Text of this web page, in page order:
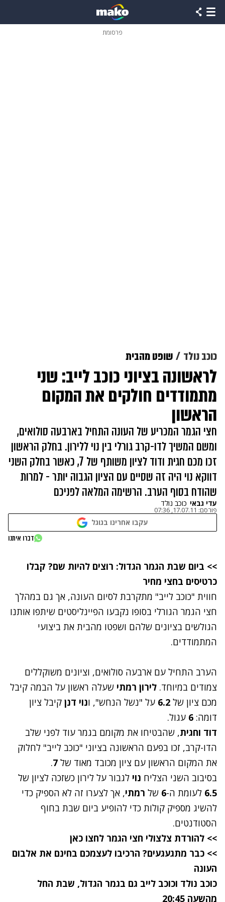
פרסומת
כוכב נולד שופט מהבית
לראשונה בציוני כוכב לייב: שני
מתמודדים חולקים את המקום
הראשון
חצי הגמר המכריע של העונה התחיל בארבעה סולואים,
ומשם המשיך לדו-קרב גורלי בין נוי ללירון. בחלק הראשון
זכו מכם חגית ודוד לציון משותף של 7, כאשר בחלק השני
דווקא נוי היה זה שסיים עם הציון הגבוה יותר - למרות
שהודח בסוף הערב. הרשימה המלאה לפניכם
עדי גבאי כוכב נולד
פורסם: 17.07.11, 07:36
עקבו אחרינו בגוגל
נתקלנו בבעיה
דברו איתנו
>> ביום שבת הגמר הגדול: רוצים להיות שם? קבלו
כרטיסים בחצי מחיר
חווית "כוכב לייב" מתקרבת לסיום העונה, אך גם במהלך
חצי הגמר הגורלי בסופו נקבעו הפיינליסטים שיתפו אותנו
הגולשים בציונים שלהם ושפטו מהבית את ביצועי
המתמודדים.
הערב התחיל עם ארבעה סולואים, וציונים משוקללים
צמודים במיוחד. לירון רמתי שעלה ראשון על הבמה קיבל
מכם ציון של 6.2 על "נשל הנחש", ונוי דנן קיבל ציון
דומה: 6 עגול.
דוד וחגית, שהבטיחו את מקומם בגמר עוד לפני שלב
הדו-קרב, זכו בפעם הראשונה בציוני "כוכב לייב" לחלוק
את המקום הראשון עם ציון מכובד מאוד של 7
.
בסיבוב השני הצליח נוי לגבור על לירון כשזכה לציון של
6.5 לעומת ה-6 של רמתי, אך לצערו זה לא הספיק כדי
להשיג מספיק קולות כדי להופיע ביום שבת בחוף
הסטודנטים.
>> להורדת צלצולי חצי הגמר לחצו כאן
>> כבר מתגעגעים? הרכיבו לעצמכם בחינם את אלבום
העונה
כוכב נולד וכוכב לייב גם בגמר הגדול, שבת החל
מהשעה 20:45